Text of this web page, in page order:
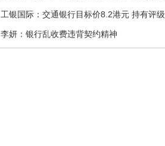
工银国际：交通银行目标价8.2港元 持有评级
李妍：银行乱收费违背契约精神